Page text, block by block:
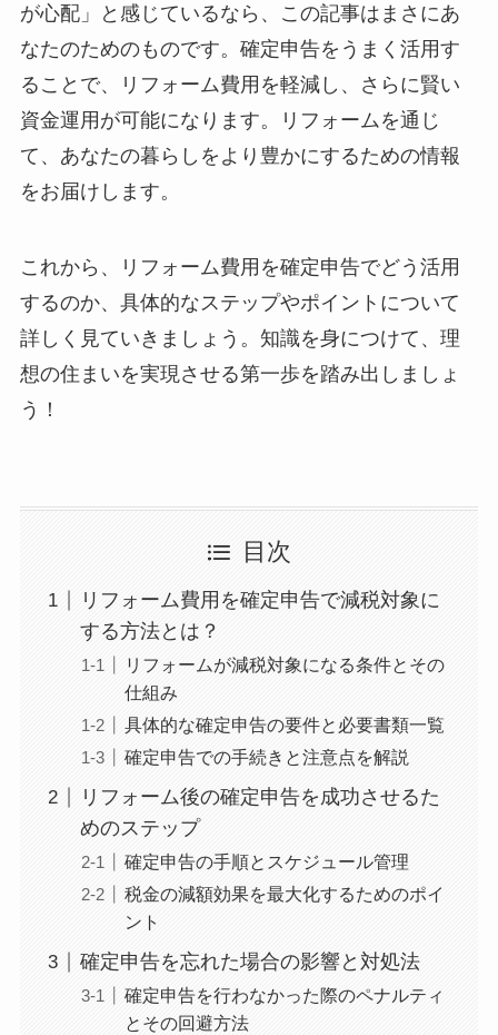
が心配」と感じているなら、この記事はまさにあ
なたのためのものです。確定申告をうまく活用す
ることで、リフォーム費用を軽減し、さらに賢い
資金運用が可能になります。リフォームを通じ
て、あなたの暮らしをより豊かにするための情報
をお届けします。
これから、リフォーム費用を確定申告でどう活用
するのか、具体的なステップやポイントについて
詳しく見ていきましょう。知識を身につけて、理
想の住まいを実現させる第一歩を踏み出しましょ
う！
目次
リフォーム費用を確定申告で減税対象に
する方法とは？
リフォームが減税対象になる条件とその
仕組み
具体的な確定申告の要件と必要書類一覧
確定申告での手続きと注意点を解説
リフォーム後の確定申告を成功させるた
めのステップ
確定申告の手順とスケジュール管理
税金の減額効果を最大化するためのポイ
ント
確定申告を忘れた場合の影響と対処法
確定申告を行わなかった際のペナルティ
とその回避方法